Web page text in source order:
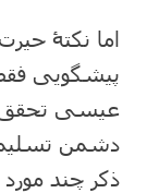
پیشگویی
عیسی تحقق
دشمن
ذکر چند مورد